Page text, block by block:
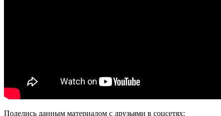
Поделись данным материалом с друзьями в соцсетях: